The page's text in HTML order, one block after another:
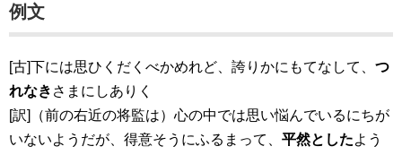
例文
[古]下には思ひくだくべかめれど、誇りかにもてなして、 つ
れなき さまにしありく
[訳]（前の右近の将監は）心の中では思い悩んでいるにちが
いないようだが、得意そうにふるまって、 平然としたよう